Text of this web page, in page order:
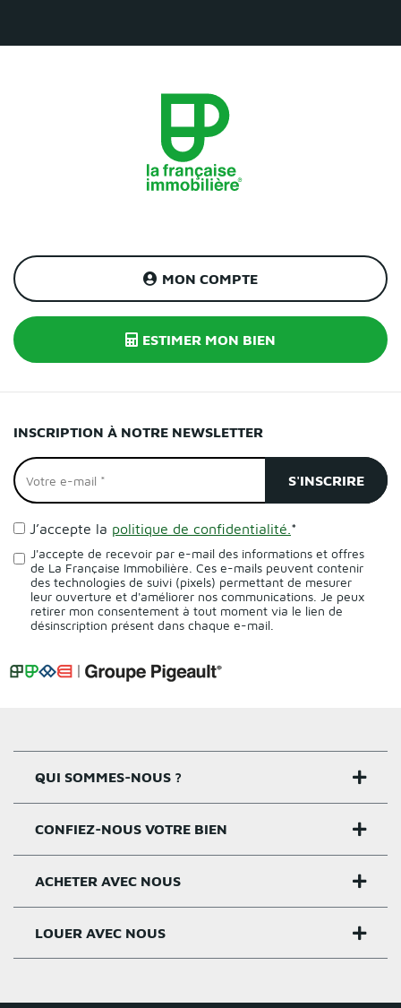
MON COMPTE
ESTIMER MON BIEN
INSCRIPTION À NOTRE NEWSLETTER
J’accepte la politique de confidentialité. *
J'accepte de recevoir par e-mail des informations et offres
de La Française Immobilière. Ces e-mails peuvent contenir
des technologies de suivi (pixels) permettant de mesurer
leur ouverture et d'améliorer nos communications. Je peux
retirer mon consentement à tout moment via le lien de
désinscription présent dans chaque e-mail.
QUI SOMMES-NOUS ?
Nos agences
Notre histoire
Nos valeurs
CONFIEZ-NOUS VOTRE BIEN
Estimer un bien
Critères estimation
ACHETER AVEC NOUS
Acheter sur Rennes
LOUER AVEC NOUS